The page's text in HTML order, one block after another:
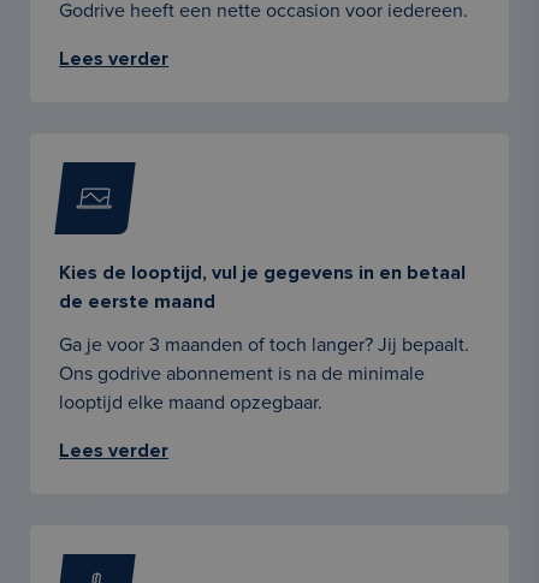
Godrive heeft een nette occasion voor iedereen.
Lees verder
Kies de looptijd, vul je gegevens in en betaal
de eerste maand
Ga je voor 3 maanden of toch langer? Jij bepaalt.
Ons godrive abonnement is na de minimale
looptijd elke maand opzegbaar.
Lees verder